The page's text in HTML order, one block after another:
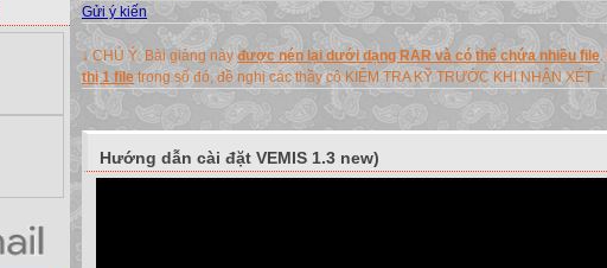
Gửi ý kiến
↓ CHÚ Ý: Bài giảng này được nén lại dưới dạng RAR và có thể chứa nhiều file
thị 1 file trong số đó, đề nghị các thầy cô KIỂM TRA KỸ TRƯỚC KHI NHẬN XÉT ↓
Hướng dẫn cài đặt VEMIS 1.3 new)